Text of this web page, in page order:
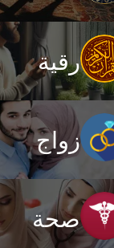
رقية
زواج
صحة